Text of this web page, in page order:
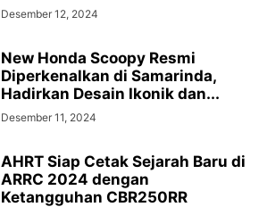
Desember 12, 2024
New Honda Scoopy Resmi
Diperkenalkan di Samarinda,
Hadirkan Desain Ikonik dan...
Desember 11, 2024
AHRT Siap Cetak Sejarah Baru di
ARRC 2024 dengan
Ketangguhan CBR250RR